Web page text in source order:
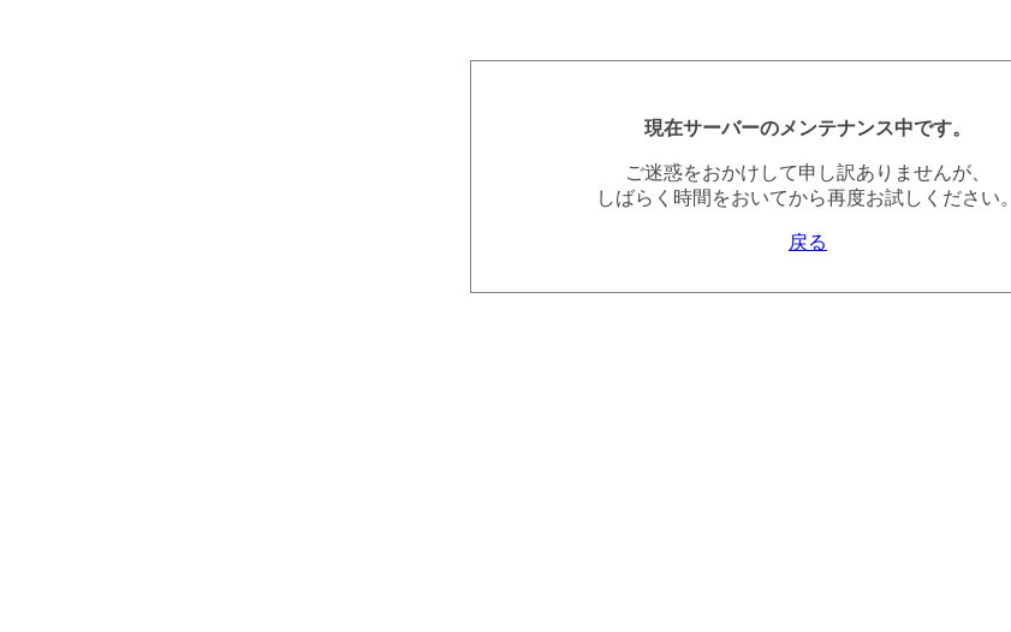
現在サーバーのメンテナンス中です。
ご迷惑をおかけして申し訳ありませんが、
しばらく時間をおいてから再度お試しください。
戻る